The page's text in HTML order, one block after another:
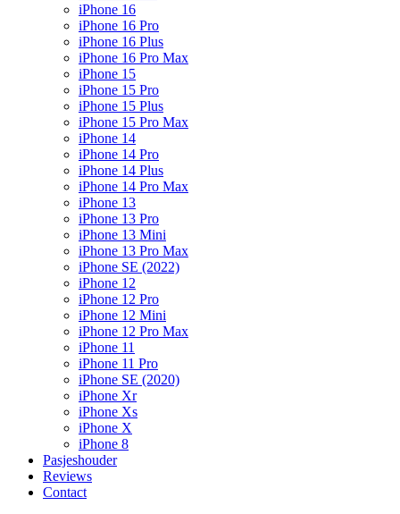
iPhone 16
iPhone 16 Pro
iPhone 16 Plus
iPhone 16 Pro Max
iPhone 15
iPhone 15 Pro
iPhone 15 Plus
iPhone 15 Pro Max
iPhone 14
iPhone 14 Pro
iPhone 14 Plus
iPhone 14 Pro Max
iPhone 13
iPhone 13 Pro
iPhone 13 Mini
iPhone 13 Pro Max
iPhone SE (2022)
iPhone 12
iPhone 12 Pro
iPhone 12 Mini
iPhone 12 Pro Max
iPhone 11
iPhone 11 Pro
iPhone SE (2020)
iPhone Xr
iPhone Xs
iPhone X
iPhone 8
Pasjeshouder
Reviews
Contact